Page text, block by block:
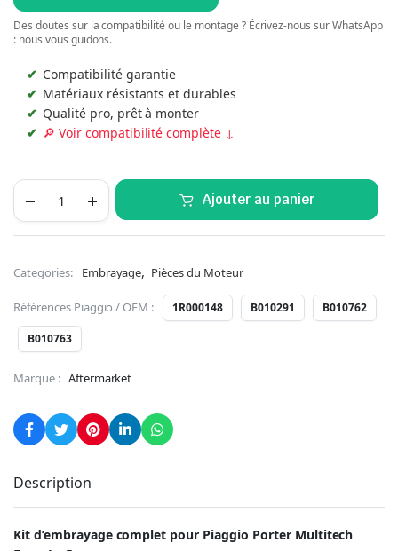
Des doutes sur la compatibilité ou le montage ? Écrivez-nous sur WhatsApp
: nous vous guidons.
Compatibilité garantie
Matériaux résistants et durables
Qualité pro, prêt à monter
🔎 Voir compatibilité complète ↓
Ajouter au panier
Categories: Embrayage, Pièces du Moteur
Références Piaggio / OEM : 1R000148 B010291 B010762
B010763
Marque : Aftermarket
Description
Kit d’embrayage complet pour Piaggio Porter Multitech